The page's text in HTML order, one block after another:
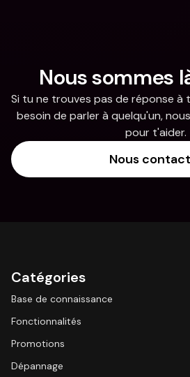
Nous sommes
Si tu ne trouves pas de réponse à
besoin de parler à quelqu'un,
pour t'aider.
Nous
Catégories
Base de connaissance
Fonctionnalités
Promotions
Dépannage